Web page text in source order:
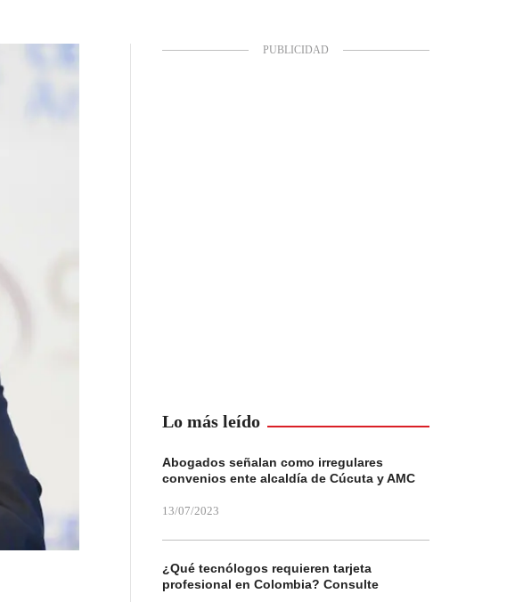
Lo más leído
Abogados señalan como irregulares
convenios ente alcaldía de Cúcuta y AMC
13/07/2023
¿Qué tecnólogos requieren tarjeta
profesional en Colombia? Consulte